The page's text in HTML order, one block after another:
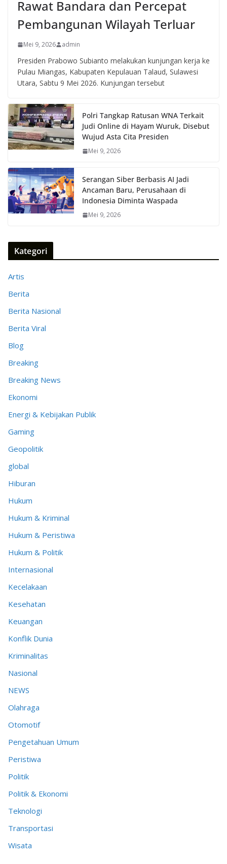
Rawat Bandara dan Percepat
Pembangunan Wilayah Terluar
Mei 9, 2026 admin
Presiden Prabowo Subianto melakukan kunjungan kerja ke
Pulau Miangas, Kabupaten Kepulauan Talaud, Sulawesi
Utara, Sabtu 9 Mei 2026. Kunjungan tersebut
Polri Tangkap Ratusan WNA Terkait
Judi Online di Hayam Wuruk, Disebut
Wujud Asta Cita Presiden
Mei 9, 2026
Serangan Siber Berbasis AI Jadi
Ancaman Baru, Perusahaan di
Indonesia Diminta Waspada
Mei 9, 2026
Kategori
Artis
Berita
Berita Nasional
Berita Viral
Blog
Breaking
Breaking News
Ekonomi
Energi & Kebijakan Publik
Gaming
Geopolitik
global
Hiburan
Hukum
Hukum & Kriminal
Hukum & Peristiwa
Hukum & Politik
Internasional
Kecelakaan
Kesehatan
Keuangan
Konflik Dunia
Kriminalitas
Nasional
NEWS
Olahraga
Otomotif
Pengetahuan Umum
Peristiwa
Politik
Politik & Ekonomi
Teknologi
Transportasi
Wisata